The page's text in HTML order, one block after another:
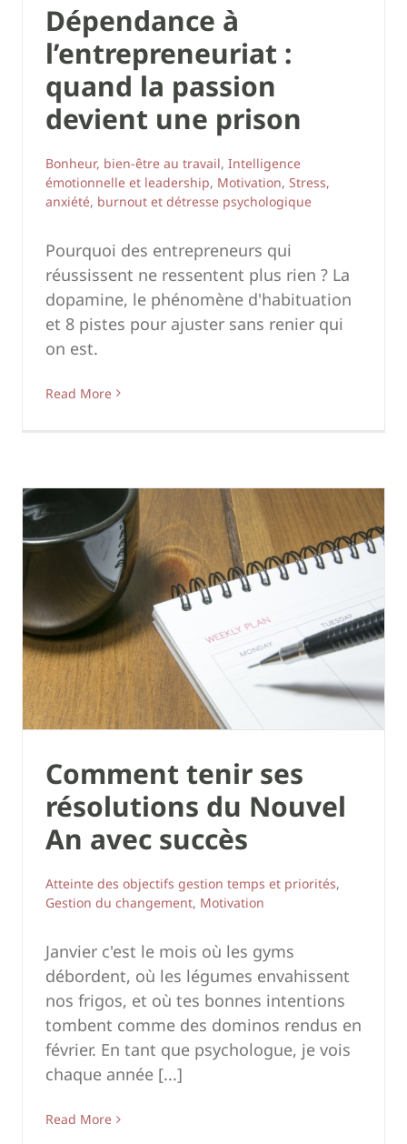
Dépendance à
l’entrepreneuriat :
quand la passion
devient une prison
Bonheur, bien-être au travail, Intelligence
émotionnelle et leadership, Motivation, Stress,
anxiété, burnout et détresse psychologique
Pourquoi des entrepreneurs qui
réussissent ne ressentent plus rien ? La
dopamine, le phénomène d'habituation
et 8 pistes pour ajuster sans renier qui
on est.
Read More
Comment tenir ses
résolutions du Nouvel
An avec succès
Atteinte des objectifs gestion temps et priorités,
Gestion du changement, Motivation
Janvier c'est le mois où les gyms
débordent, où les légumes envahissent
nos frigos, et où tes bonnes intentions
tombent comme des dominos rendus en
février. En tant que psychologue, je vois
chaque année [...]
Read More